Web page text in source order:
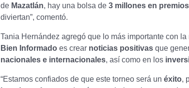
de Mazatlán, hay una bolsa de 3 millones en premios
diviertan”, comentó.
Tania Hernández agregó que lo más importante con la
Bien Informado es crear noticias positivas que
nacionales e internacionales, así como en los
“Estamos confiados de que este torneo será un éxito,